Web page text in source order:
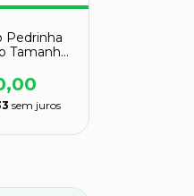
Pedrinha
Tamanho
sem juros